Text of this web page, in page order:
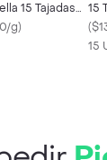
15 Tajadas
g)
15
(
15